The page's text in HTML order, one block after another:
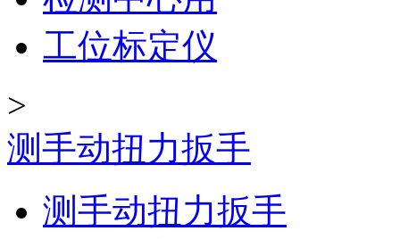
工位标定仪
>
测手动扭力扳手
测手动扭力扳手